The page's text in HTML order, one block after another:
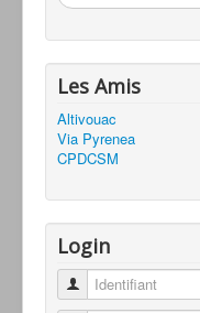
Les Amis
Altivouac
Via Pyrenea
CPDCSM
Login
Identifiant